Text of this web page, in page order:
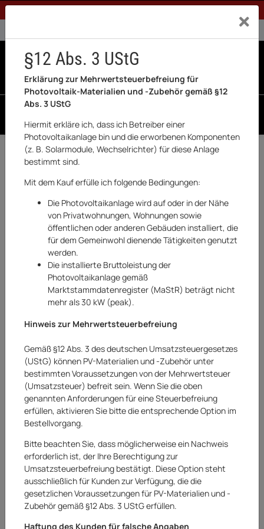
1% Rabatt bei Banküberweisung (Privatkunden)Exklusiv
Zurück Haushaltswaren & Elektronik
Tesa
Tesa Moll Standard Türdichtschiene
Türdichtung weiß schwarz 100 x 3,7 cm 12
§12 Abs. 3 UStG
Erklärung zur Mehrwertsteuerbefreiung für
Photovoltaik-Materialien und -Zubehör gemäß §12
Abs. 3 UStG
Hiermit erkläre ich, dass ich Betreiber einer
Photovoltaikanlage bin und die erworbenen Komponenten
(z. B. Solarmodule, Wechselrichter) für diese Anlage
bestimmt sind.
Mit dem Kauf erfülle ich folgende Bedingungen:
Die Photovoltaikanlage wird auf oder in der Nähe
von Privatwohnungen, Wohnungen sowie
öffentlichen oder anderen Gebäuden installiert, die
für dem Gemeinwohl dienende Tätigkeiten genutzt
werden.
Die installierte Bruttoleistung der
Photovoltaikanlage gemäß
Marktstammdatenregister (MaStR) beträgt nicht
mehr als 30 kW (peak).
Hinweis zur Mehrwertsteuerbefreiung
Gemäß §12 Abs. 3 des deutschen Umsatzsteuergesetzes
(UStG) können PV-Materialien und -Zubehör unter
bestimmten Voraussetzungen von der Mehrwertsteuer
(Umsatzsteuer) befreit sein. Wenn Sie die oben
genannten Anforderungen für eine Steuerbefreiung
erfüllen, aktivieren Sie bitte die entsprechende Option im
Bestellvorgang.
Bitte beachten Sie, dass möglicherweise ein Nachweis
erforderlich ist, der Ihre Berechtigung zur
Umsatzsteuerbefreiung bestätigt. Diese Option steht
ausschließlich für Kunden zur Verfügung, die die
gesetzlichen Voraussetzungen für PV-Materialien und -
Zubehör gemäß §12 Abs. 3 UStG erfüllen.
Haftung des Kunden für falsche Angaben